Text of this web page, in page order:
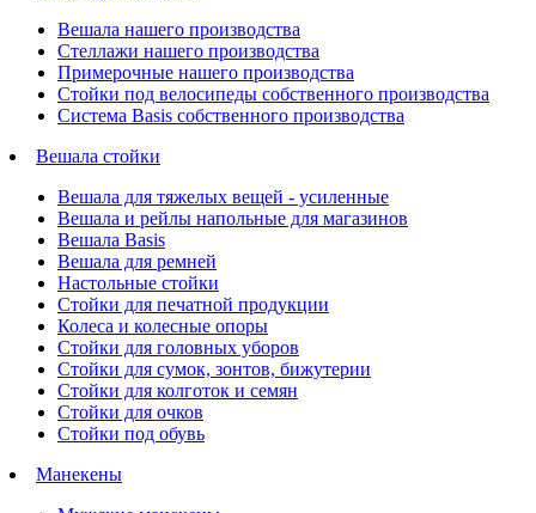
Вешала нашего производства
Стеллажи нашего производства
Примерочные нашего производства
Стойки под велосипеды собственного производства
Система Basis собственного производства
Вешала стойки
Вешала для тяжелых вещей - усиленные
Вешала и рейлы напольные для магазинов
Вешала Basis
Вешала для ремней
Настольные стойки
Стойки для печатной продукции
Колеса и колесные опоры
Стойки для головных уборов
Стойки для сумок, зонтов, бижутерии
Стойки для колготок и семян
Стойки для очков
Стойки под обувь
Манекены